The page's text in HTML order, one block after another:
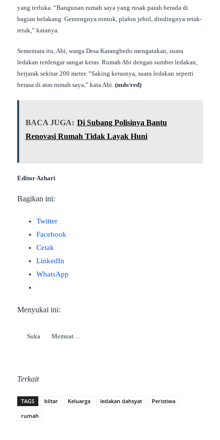
yang terluka. “Bangunan rumah saya yang rusak parah berada di
bagian belakang. Gentengnya rontok, plafon jebol, dindingnya retak-
retak,” katanya.
Sementara itu, Abi, warga Desa Karangbedo mengatakan, suara
ledakan terdengar sangat keras. Rumah Abi dengan sumber ledakan,
berjarak sekitar 200 meter. “Saking kerasnya, suara ledakan seperti
berasa di atas rumah saya,” kata Abi. (mds/red)
BACA JUGA: Di Subang Polisinya Bantu
Renovasi Rumah Tidak Layak Huni
Editor Azhari
Bagikan ini:
Twitter
Facebook
Cetak
LinkedIn
WhatsApp
Menyukai ini:
Suka Memuat…
Terkait
TAGS blitar Keluarga ledakan dahsyat
Peristiwa
rumah